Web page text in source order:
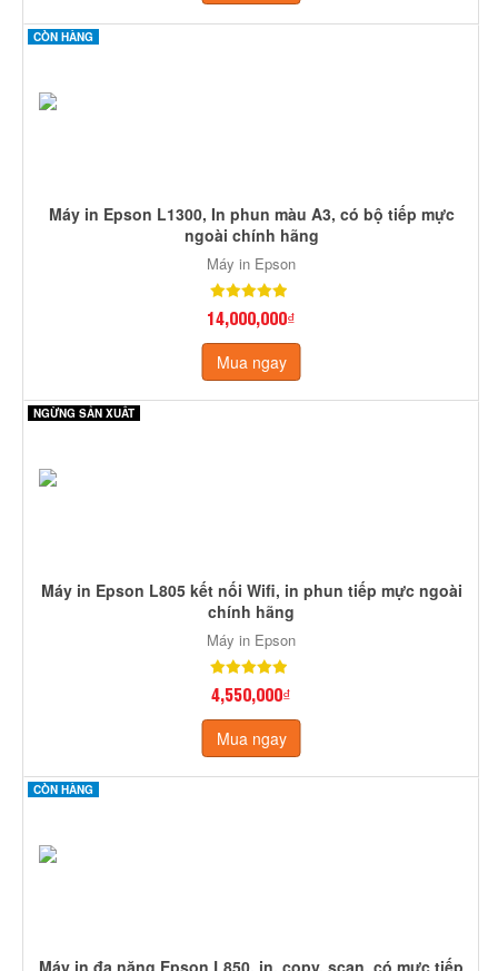
CÒN HÀNG
Máy in Epson L1300, In phun màu A3, có bộ tiếp mực
ngoài chính hãng
Máy in Epson
14,000,000₫
Mua ngay
NGỪNG SẢN XUẤT
Máy in Epson L805 kết nối Wifi, in phun tiếp mực ngoài
chính hãng
Máy in Epson
4,550,000₫
Mua ngay
CÒN HÀNG
Máy in đa năng Epson L850, in, copy, scan, có mực tiếp